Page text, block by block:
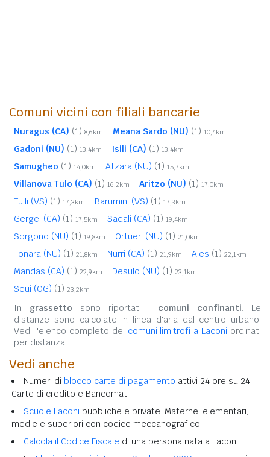
Comuni vicini con filiali bancarie
Nuragus (CA) (1) 8,6km Meana Sardo (NU) (1) 10,4km
Gadoni (NU) (1) 13,4km Isili (CA) (1) 13,4km
Samugheo (1) 14,0km Atzara (NU) (1) 15,7km
Villanova Tulo (CA) (1) 16,2km Aritzo (NU) (1) 17,0km
Tuili (VS) (1) 17,3km Barumini (VS) (1) 17,3km
Gergei (CA) (1) 17,5km Sadali (CA) (1) 19,4km
Sorgono (NU) (1) 19,8km Ortueri (NU) (1) 21,0km
Tonara (NU) (1) 21,8km Nurri (CA) (1) 21,9km Ales (1) 22,1km
Mandas (CA) (1) 22,9km Desulo (NU) (1) 23,1km
Seui (OG) (1) 23,2km
In grassetto sono riportati i comuni confinanti. Le
distanze sono calcolate in linea d'aria dal centro urbano.
Vedi l'elenco completo dei comuni limitrofi a Laconi ordinati
per distanza.
Vedi anche
Numeri di blocco carte di pagamento attivi 24 ore su 24.
Carte di credito e Bancomat.
Scuole Laconi pubbliche e private. Materne, elementari,
medie e superiori con codice meccanografico.
Calcola il Codice Fiscale di una persona nata a Laconi.